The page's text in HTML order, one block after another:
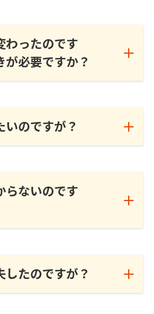
わったのです
必要ですか？
のですが？
らないのです
たのですが？